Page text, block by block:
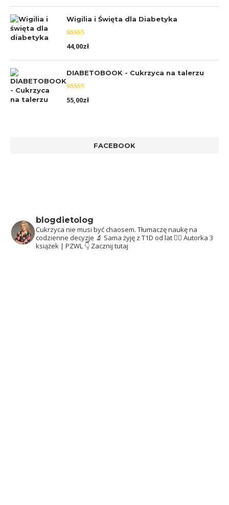
Wigilia i Święta dla Diabetyka
Oceniono
5.00na 5
44,00zł
DIABETOBOOK - Cukrzyca na talerzu
Oceniono
5.00na 5
55,00zł
FACEBOOK
blogdietolog
Cukrzyca nie musi być chaosem. Tłumaczę naukę na
codzienne decyzje 🔬 Sama żyję z T1D od lat 👩‍⚕️ Autorka 3
książek | PZWL 👇 Zacznij tutaj